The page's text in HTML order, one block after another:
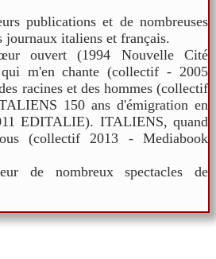
publications et de nombreuses
journaux italiens et français.
ouvert (1994 Nouvelle Cité
m'en chante (collectif - 2005
racines et des hommes (collectif
150 ans d'émigration en
EDITALIE). ITALIENS, quand
(collectif 2013 - Mediabook
de nombreux spectacles de